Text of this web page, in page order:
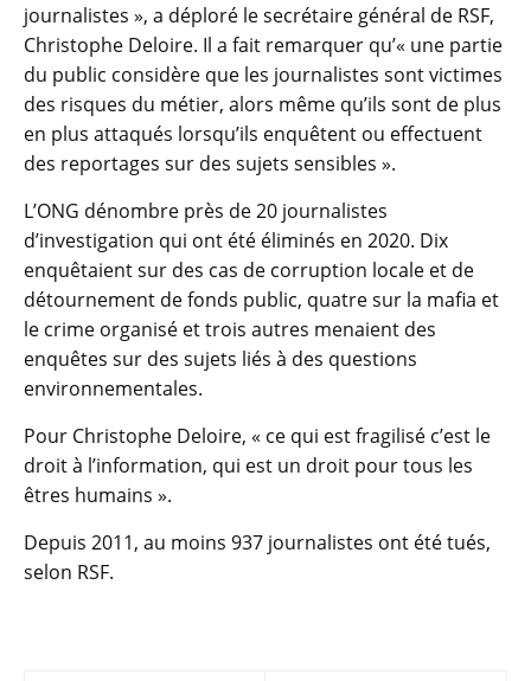
journalistes », a déploré le secrétaire général de RSF,
Christophe Deloire. Il a fait remarquer qu’« une partie
du public considère que les journalistes sont victimes
des risques du métier, alors même qu’ils sont de plus
en plus attaqués lorsqu’ils enquêtent ou effectuent
des reportages sur des sujets sensibles ».
L’ONG dénombre près de 20 journalistes
d’investigation qui ont été éliminés en 2020. Dix
enquêtaient sur des cas de corruption locale et de
détournement de fonds public, quatre sur la mafia et
le crime organisé et trois autres menaient des
enquêtes sur des sujets liés à des questions
environnementales.
Pour Christophe Deloire, « ce qui est fragilisé c’est le
droit à l’information, qui est un droit pour tous les
êtres humains ».
Depuis 2011, au moins 937 journalistes ont été tués,
selon RSF.